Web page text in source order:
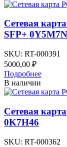
Сетевая
SFP+ 0Y5M7N
SKU: RT-000391
5000,00 ₽
Подробнее
В наличии
Сетевая
0K7H46
SKU: RT-000362